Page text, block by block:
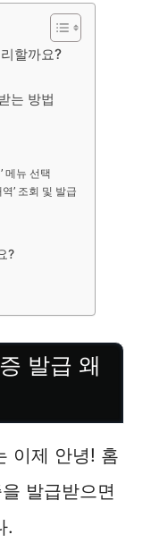
할까요?
는 방법
메뉴 선택
’ 조회 및 발급
?
발급 왜
이제 안녕! 홈
발급받으면
.